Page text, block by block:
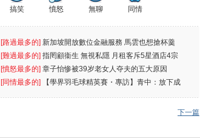
搞笑 憤怒 無聊 同情
[路過最多的] 新加坡開放數位金融服務 馬雲也想搶杯羹
[難過最多的] 指罔顧衞生 無視私隱 月租客斥5星酒店4宗
罪
[憤怒最多的] 章子怡惨被39岁老女人夺夫的五大原因
[同情最多的]
【學界羽毛球精英賽・專訪】青中：放下成
敗
下一篇